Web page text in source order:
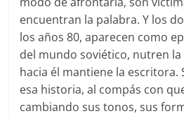
encuentran la palabra. Y los
los años 80, aparecen como
del mundo soviético, nutren
hacia él mantiene la
esa historia, al compás con
cambiando sus tonos, sus